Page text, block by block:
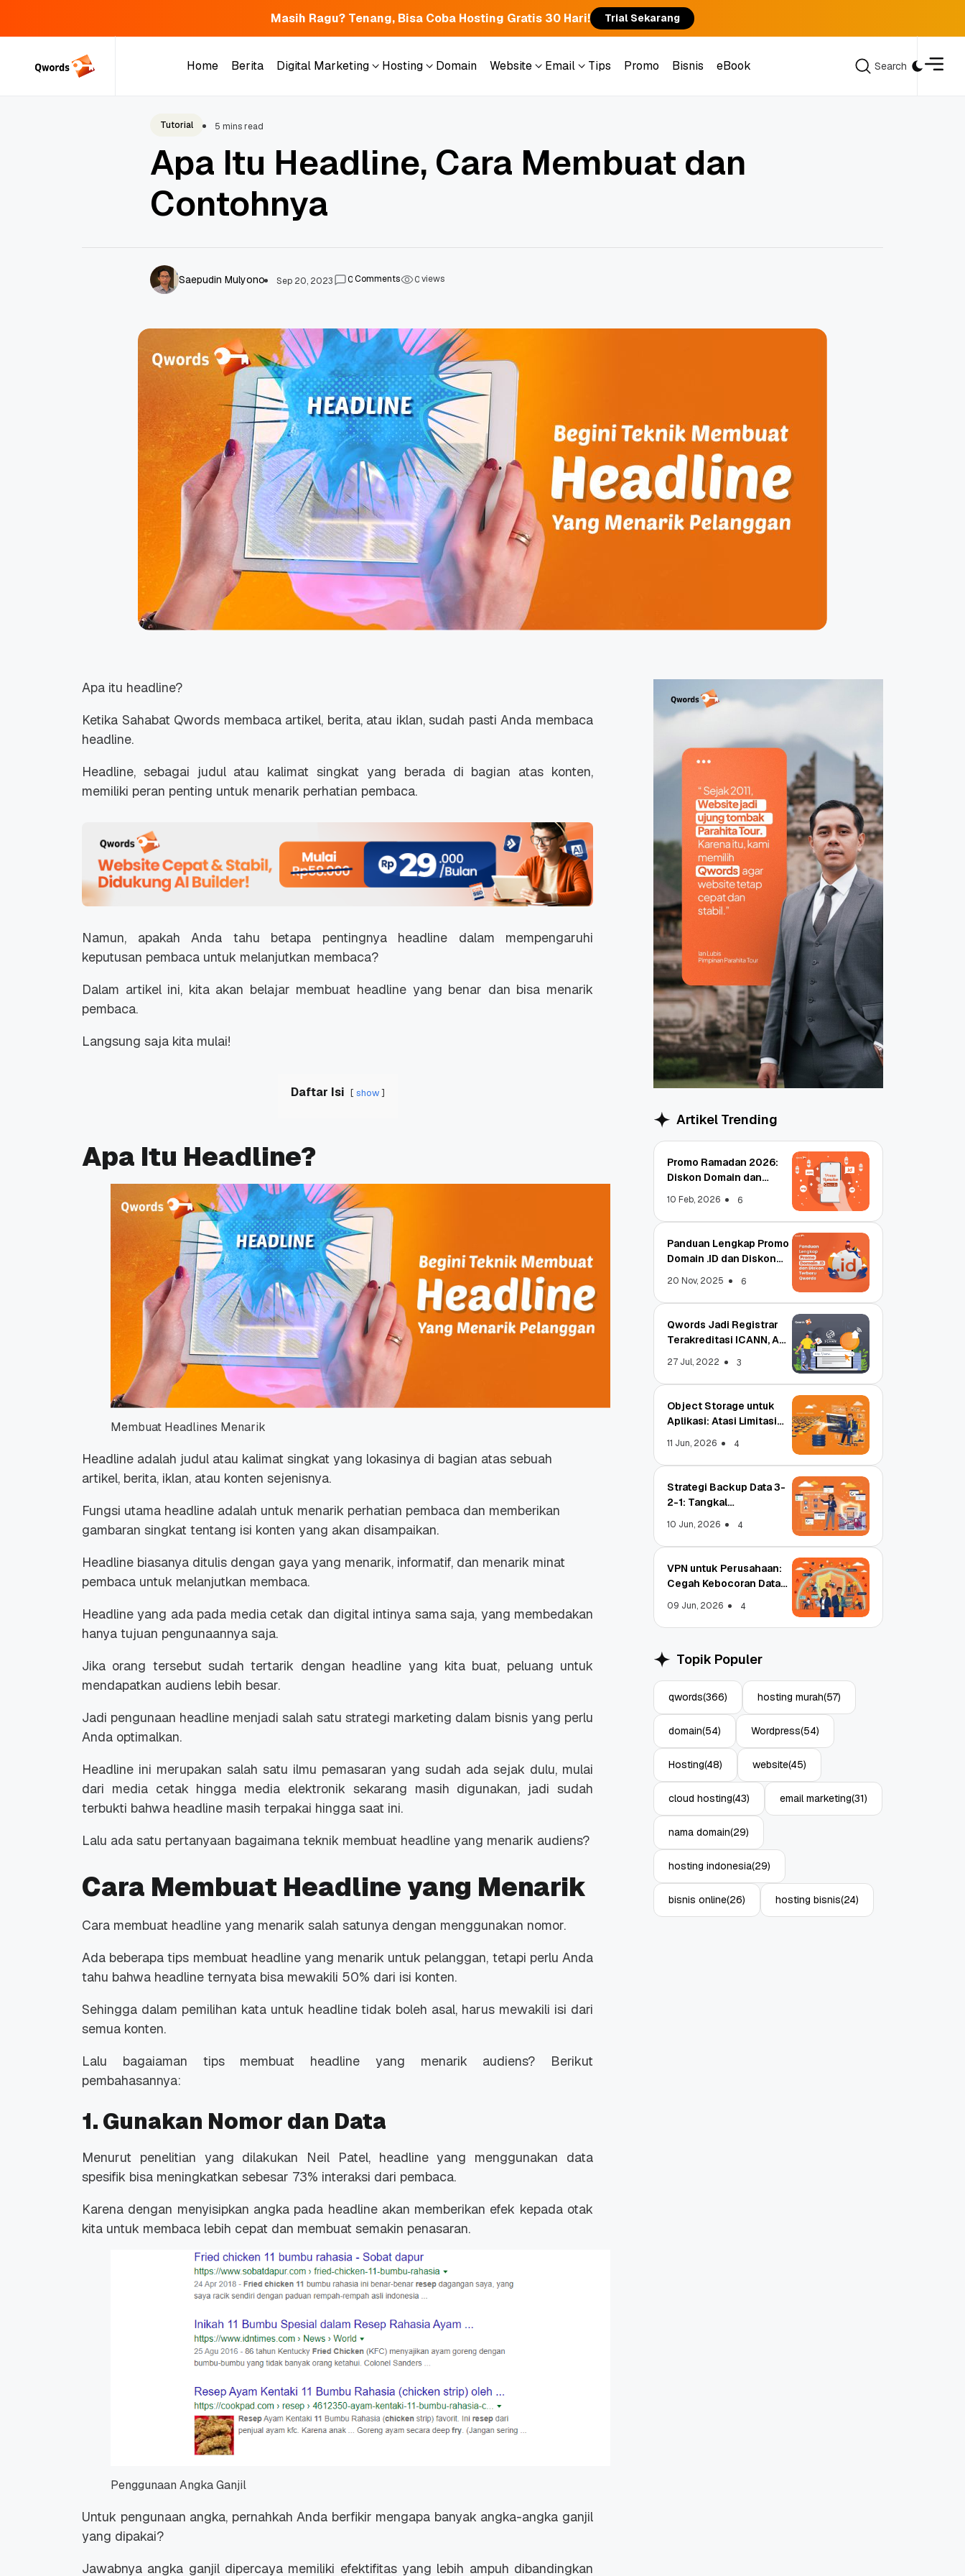
Masih Ragu? Tenang, Bisa Coba Hosting Gratis 30 Hari! Trial Sekarang
Home
Berita
Digital Marketing
Hosting
Domain
Website
Email
Tips
Promo
Bisnis
eBook
Search
Promo Ramadan 2026:
Diskon Domain dan
Panduan Lengkap Promo
Qwords Jadi Registrar
Object Storage untuk
Aplikasi: Atasi Limitasi
Media
Tutorial 5 mins read
Apa Itu Headline, Cara Membuat dan
Contohnya
Saepudin Mulyono Sep 20, 2023 0Comments 0views
Apa itu headline?
Ketika Sahabat Qwords membaca artikel, berita, atau iklan, sudah pasti Anda membaca
headline.
Headline, sebagai judul atau kalimat singkat yang berada di bagian atas konten,
memiliki peran penting untuk menarik perhatian pembaca.
Namun, apakah Anda tahu betapa pentingnya headline dalam mempengaruhi
keputusan pembaca untuk melanjutkan membaca?
Dalam artikel ini, kita akan belajar membuat headline yang benar dan bisa menarik
pembaca.
Langsung saja kita mulai!
Daftar Isi show
Apa Itu Headline?
Membuat Headlines Menarik
Headline adalah judul atau kalimat singkat yang lokasinya di bagian atas sebuah
artikel, berita, iklan, atau konten sejenisnya.
Fungsi utama headline adalah untuk menarik perhatian pembaca dan memberikan
gambaran singkat tentang isi konten yang akan disampaikan.
Headline biasanya ditulis dengan gaya yang menarik, informatif, dan menarik minat
pembaca untuk melanjutkan membaca.
Headline yang ada pada media cetak dan digital intinya sama saja, yang membedakan
hanya tujuan pengunaannya saja.
Jika orang tersebut sudah tertarik dengan headline yang kita buat, peluang untuk
mendapatkan audiens lebih besar.
Jadi pengunaan headline menjadi salah satu strategi marketing dalam bisnis yang perlu
Anda optimalkan.
Headline ini merupakan salah satu ilmu pemasaran yang sudah ada sejak dulu, mulai
dari media cetak hingga media elektronik sekarang masih digunakan, jadi sudah
terbukti bahwa headline masih terpakai hingga saat ini.
Lalu ada satu pertanyaan bagaimana teknik membuat headline yang menarik audiens?
Cara Membuat Headline yang Menarik
Cara membuat headline yang menarik salah satunya dengan menggunakan nomor.
Ada beberapa tips membuat headline yang menarik untuk pelanggan, tetapi perlu Anda
tahu bahwa headline ternyata bisa mewakili 50% dari isi konten.
Sehingga dalam pemilihan kata untuk headline tidak boleh asal, harus mewakili isi dari
semua konten.
Lalu bagaiaman tips membuat headline yang menarik audiens? Berikut
pembahasannya:
1. Gunakan Nomor dan Data
Menurut penelitian yang dilakukan Neil Patel, headline yang menggunakan data
spesifik bisa meningkatkan sebesar 73% interaksi dari pembaca.
Karena dengan menyisipkan angka pada headline akan memberikan efek kepada otak
kita untuk membaca lebih cepat dan membuat semakin penasaran.
Penggunaan Angka Ganjil
Untuk pengunaan angka, pernahkah Anda berfikir mengapa banyak angka-angka ganjil
yang dipakai?
Jawabnya angka ganjil dipercaya memiliki efektifitas yang lebih ampuh dibandingkan
Artikel Trending
Promo Ramadan 2026:
Diskon Domain dan
10 Feb, 2026 6
Panduan Lengkap Promo
Domain .ID dan Diskon
20 Nov, 2025 6
Qwords Jadi Registrar
Terakreditasi ICANN, Apa
27 Jul, 2022 3
Object Storage untuk
Aplikasi: Atasi Limitasi
11 Jun, 2026 4
Strategi Backup Data 3-
2-1: Tangkal
10 Jun, 2026 4
VPN untuk Perusahaan:
Cegah Kebocoran Data
09 Jun, 2026 4
Topik Populer
qwords(366) hosting murah(57)
domain(54) Wordpress(54)
Hosting(48) website(45)
cloud hosting(43) email marketing(31)
nama domain(29)
hosting indonesia(29)
bisnis online(26) hosting bisnis(24)